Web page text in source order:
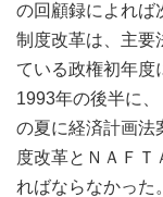
の回顧録によれば
制度改革は、主要
ている政権初年度
1993年の後半に
の夏に経済計画法
度改革とＮＡＦＴ
ればならなかった